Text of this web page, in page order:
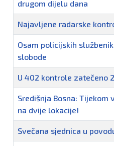
drugom dijelu dana
Najavljene radarske
Osam policijskih
slobode
U 402 kontrole zatečeno
Središnja Bosna: Tijekom
na dvije lokacije!
Svečana sjednica u